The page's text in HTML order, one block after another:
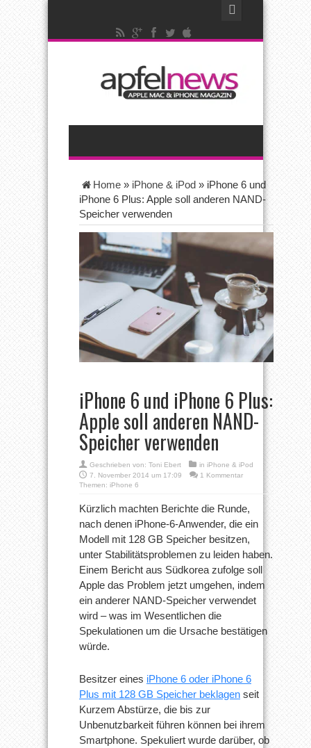
Home » iPhone & iPod » iPhone 6 und
iPhone 6 Plus: Apple soll anderen NAND-
Speicher verwenden
iPhone 6 und iPhone 6 Plus:
Apple soll anderen NAND-
Speicher verwenden
Geschrieben von: Toni Ebert in iPhone & iPod
7. November 2014 um 17:09
1 Kommentar
Themen: iPhone 6
Kürzlich machten Berichte die Runde,
nach denen iPhone-6-Anwender, die ein
Modell mit 128 GB Speicher besitzen,
unter Stabilitätsproblemen zu leiden haben.
Einem Bericht aus Südkorea zufolge soll
Apple das Problem jetzt umgehen, indem
ein anderer NAND-Speicher verwendet
wird – was im Wesentlichen die
Spekulationen um die Ursache bestätigen
würde.
Besitzer eines iPhone 6 oder iPhone 6
Plus mit 128 GB Speicher beklagen seit
Kurzem Abstürze, die bis zur
Unbenutzbarkeit führen können bei ihrem
Smartphone. Spekuliert wurde darüber, ob